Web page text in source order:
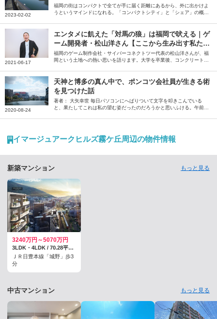
2023-02-02
福岡の街はコンパクトで全てが手に届く距離にあるから、外に出かけよ
うというマインドになれる。「コンパクトシティ」と「シェア」の概念
岡県福岡市の魅力を、たっぷりと語っていただきました。
2021-06-17
エンタメに飢えた「対馬の狼」は福岡で吠える｜ゲ
ーム開発者・松山洋さん【ここから生み出す私た
ち】
福岡のゲーム制作会社・サイバーコネクトツー代表の松山洋さんが、福
岡という土地への熱い思いを語ります。大学を卒業後、コンクリート業
って、福岡の魅力とは何か。自身のエンタメに対する原体験から、福岡
を拠点にする意味合いまでを、福岡人ならではの視点で語ります。ま
た、小・中学生時代を送った長崎・対馬の思い出も振り返ります。
2020-08-24
天神と博多の真ん中で、ポンコツ会社員が生きる術
を見つけた話
著者： 大矢幸世 毎日パソコンにへばりついて文字を叩きこんでいる
と、果たしてこれは私の望む姿だったのだろうかと思いふける。午前2
た。タイムラインを少しさかのぼると、馴染みの飲み屋の投稿がある。
「まだお客様は全然戻らず暇な日が続いていますが、コロナウイルスの
営業します」──。 ◇ ◇ ◇私が一人飲みを覚えたのは、学生時代から
イマージュアークヒルズ霧ケ丘周辺の物件情報
新築マンション もっと見る
3240万円～5070万円
3LDK・4LDK / 70.28平米～94.23平米
ＪＲ日豊本線「城野」歩3
分
中古マンション もっと見る